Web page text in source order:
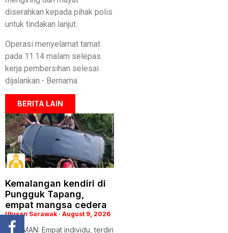
diserahkan kepada pihak polis
untuk tindakan lanjut.
Operasi menyelamat tamat
pada 11.14 malam selepas
kerja pembersihan selesai
dijalankan.- Bernama
BERITA LAIN
Kemalangan kendiri di
Pungguk Tapang,
empat mangsa cedera
Utusan Sarawak August 9, 2026
SRI AMAN: Empat individu, terdiri